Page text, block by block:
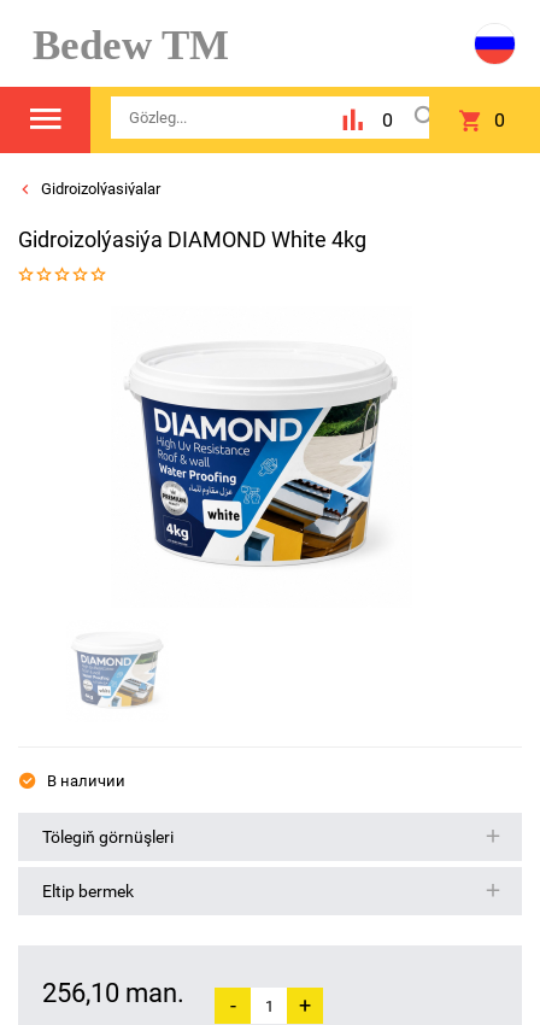
Bedew TM
0 0
Gidroizolýasiýalar
Gidroizolýasiýa DIAMOND White 4kg
В наличии
Tölegiň görnüşleri
Eltip bermek
256,10 man. - +